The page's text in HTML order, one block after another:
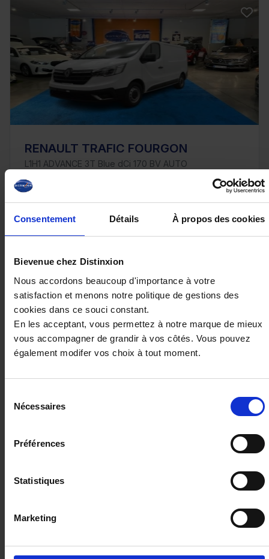
Consentement Détails À propos des cookies
Bievenue chez Distinxion
Nous accordons beaucoup d'importance à votre
satisfaction et menons notre politique de gestions des
cookies dans ce souci constant.
En les acceptant, vous permettez à notre marque de mieux
vous accompagner de grandir à vos côtés. Vous pouvez
également modifer vos choix à tout moment.
Nécessaires
Préférences
Statistiques
Marketing
RENAULT TRAFIC FOURGON
L1H1 ADVANCE 3T Blue dCi 170 BV AUTO
10 km - 2025 - Diesel - Boîte auto
ou à partir de568.61 €/mois
L1H1 BVA 3T 2.0 BLUE DCI 150 AUTO